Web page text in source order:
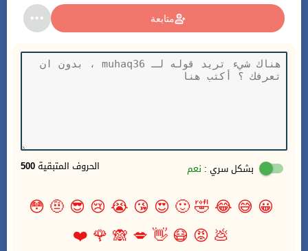
متابعة
500 الحروف المتبقية بشكل سري : نعم
😀
😅
😂
🤣
🙂
😍
😘
😭
😢
😎
🤨
😳
💩
😡
😷
👋
💋
🙈
🌹
❤️